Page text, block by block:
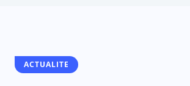
ACTUALITE